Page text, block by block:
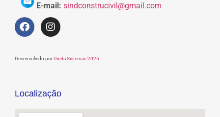
E-mail: sindconstrucivil@gmail.com
Desenvolvido porDireta Sistemas 2026
Localização